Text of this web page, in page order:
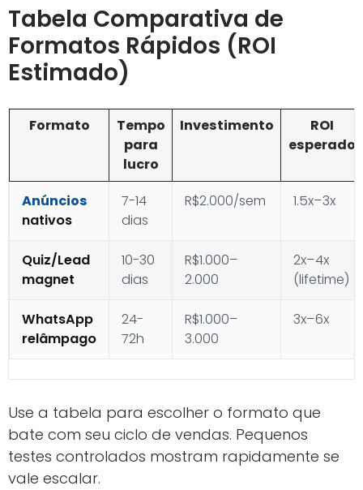
Tabela Comparativa de
Formatos Rápidos (ROI
Estimado)
Formato
Tempo
para
lucro
Investimento
ROI
esperado
Anúncios
nativos
7-14
dias
R$2.000/sem 1.5x–3x
Quiz/Lead
magnet
10-30
dias
R$1.000–
2.000
2x–4x
(lifetime)
WhatsApp
relâmpago
24-
72h
R$1.000–
3.000
3x–6x
Use a tabela para escolher o formato que
bate com seu ciclo de vendas. Pequenos
testes controlados mostram rapidamente se
vale escalar.